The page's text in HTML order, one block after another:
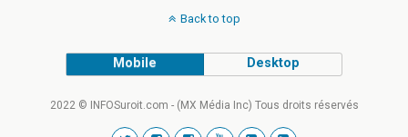
Back to top
Mobile Desktop
2022 © INFOSuroit.com - (MX Média Inc) Tous droits réservés